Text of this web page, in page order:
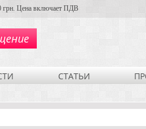
грн. Цена включает ПДВ
СТАТЬИ